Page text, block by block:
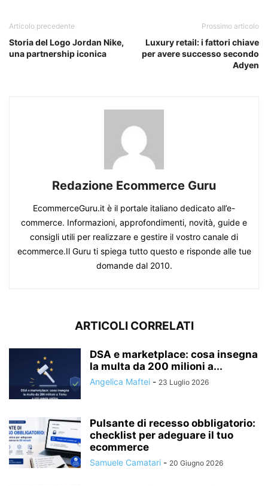
Articolo precedente
Storia del Logo Jordan Nike,
una partnership iconica
Prossimo articolo
Luxury retail: i fattori chiave
per avere successo secondo
Adyen
Redazione Ecommerce Guru
EcommerceGuru.it è il portale italiano dedicato all’e-
commerce. Informazioni, approfondimenti, novità, guide e
consigli utili per realizzare e gestire il vostro canale di
ecommerce.Il Guru ti spiega tutto questo e risponde alle tue
domande dal 2010.
ARTICOLI CORRELATI
DSA e marketplace: cosa insegna
la multa da 200 milioni a...
Angelica Maftei - 23 Luglio 2026
Pulsante di recesso obbligatorio:
checklist per adeguare il tuo
ecommerce
Samuele Camatari - 20 Giugno 2026